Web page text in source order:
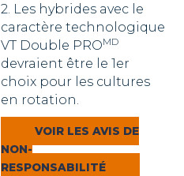
2. Les hybrides avec le
caractère technologique
VT Double PROMD
devraient être le 1er
choix pour les cultures
en rotation.
VOIR LES AVIS DE
NON-
RESPONSABILITÉ